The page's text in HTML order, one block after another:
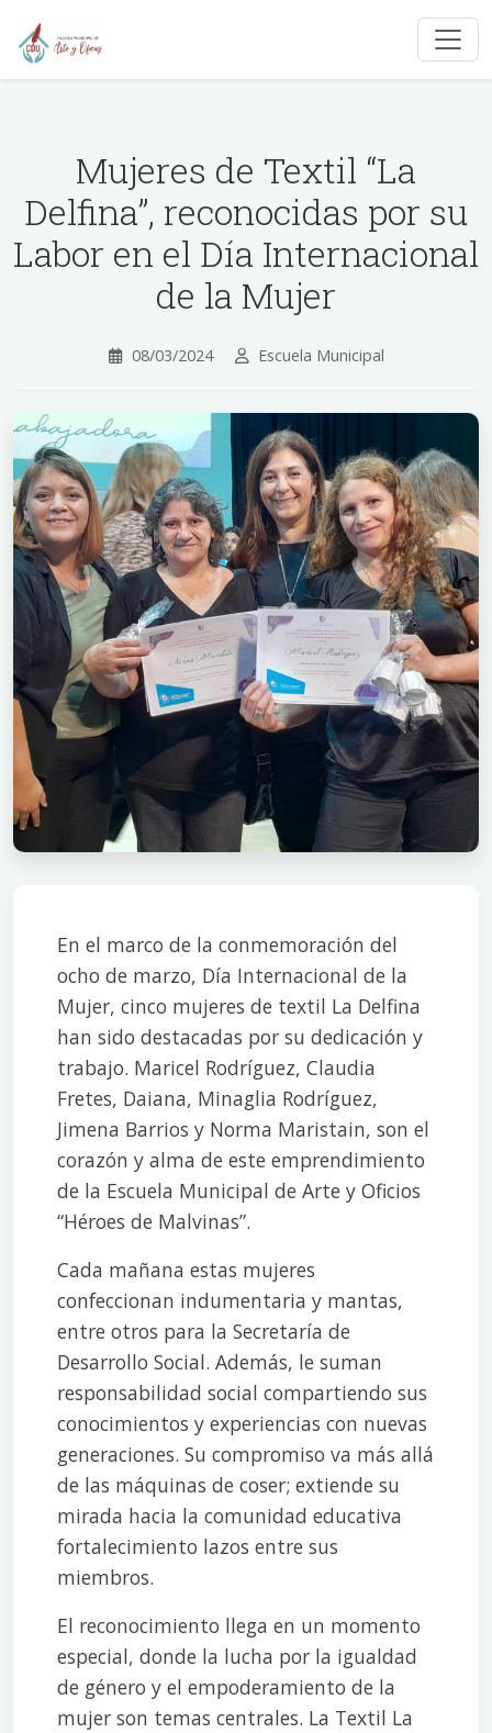
Mujeres de Textil “La
Delfina”, reconocidas por su
Labor en el Día Internacional
de la Mujer
08/03/2024 Escuela Municipal
En el marco de la conmemoración del
ocho de marzo, Día Internacional de la
Mujer, cinco mujeres de textil La Delfina
han sido destacadas por su dedicación y
trabajo. Maricel Rodríguez, Claudia
Fretes, Daiana, Minaglia Rodríguez,
Jimena Barrios y Norma Maristain, son el
corazón y alma de este emprendimiento
de la Escuela Municipal de Arte y Oficios
“Héroes de Malvinas”.
Cada mañana estas mujeres
confeccionan indumentaria y mantas,
entre otros para la Secretaría de
Desarrollo Social. Además, le suman
responsabilidad social compartiendo sus
conocimientos y experiencias con nuevas
generaciones. Su compromiso va más allá
de las máquinas de coser; extiende su
mirada hacia la comunidad educativa
fortalecimiento lazos entre sus
miembros.
El reconocimiento llega en un momento
especial, donde la lucha por la igualdad
de género y el empoderamiento de la
mujer son temas centrales. La Textil La